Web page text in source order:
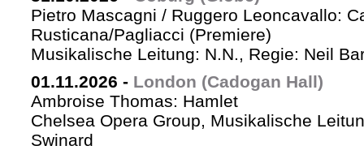
Pietro Mascagni / Ruggero Leoncavallo:
Rusticana/Pagliacci (Premiere)
Musikalische Leitung: N.N., Regie: Neil
01.11.2026 - London (Cadogan Hall)
Ambroise Thomas: Hamlet
Chelsea Opera Group, Musikalische
Swinard